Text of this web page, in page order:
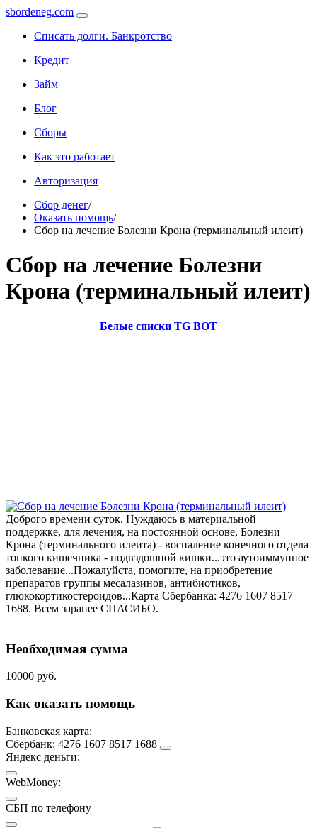
sbordeneg.com
Списать долги. Банкротство
Кредит
Займ
Блог
Сборы
Как это работает
Авторизация
Сбор денег/
Оказать помощь/
Сбор на лечение Болезни Крона (терминальный илеит)
Сбор на лечение Болезни
Крона (терминальный илеит)
Белые списки TG BOT
Доброго времени суток. Нуждаюсь в материальной
поддержке, для лечения, на постоянной основе, Болезни
Крона (терминального илеита) - воспаление конечного отдела
тонкого кишечника - подвздошной кишки...это аутоиммунное
заболевание...Пожалуйста, помогите, на приобретение
препаратов группы месалазинов, антибиотиков,
глюкокортикостероидов...Карта Сбербанка: 4276 1607 8517
1688. Всем заранее СПАСИБО.
Необходимая сумма
10000 руб.
Как оказать помощь
Банковская карта:
Сбербанк: 4276 1607 8517 1688
Яндекс деньги:
WebMoney:
СБП по телефону